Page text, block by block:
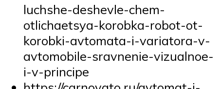
luchshe-deshevle-chem-
otlichaetsya-korobka-robot-ot-
korobki-avtomata-i-variatora-v-
avtomobile-sravnenie-vizualnoe-
i-v-principe